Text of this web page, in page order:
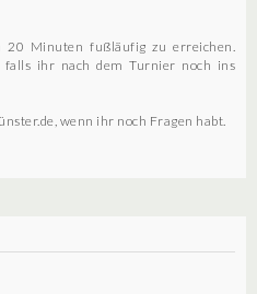
Minuten fußläufig zu erreichen.
falls ihr nach dem Turnier noch ins
wenn ihr noch Fragen habt.